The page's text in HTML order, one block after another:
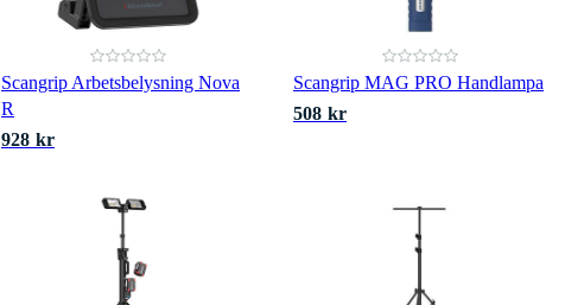
Scangrip Arbetsbelysning Nova
R
928 kr
Scangrip MAG PRO Handlampa
508 kr